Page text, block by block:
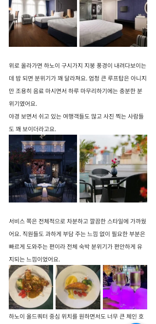
위로 올라가면 하노이 구시가지 지붕 풍경이 내려다보이는
데 밤 되면 분위기가 꽤 달라져요. 엄청 큰 루프탑은 아니지
만 조용히 음료 마시면서 하루 마무리하기에는 충분한 분
위기였어요.
야경 보면서 쉬고 있는 여행객들도 많고 사진 찍는 사람들
도 꽤 보이더라고요.
서비스 쪽은 전체적으로 차분하고 깔끔한 스타일에 가까웠
어요. 직원들도 과하게 부담 주는 느낌 없이 필요한 부분은
빠르게 도와주는 편이라 전체 숙박 분위기가 편안하게 유
지되는 느낌이었어요.
하노이 올드쿼터 중심 위치를 원하면서도 너무 큰 체인 호